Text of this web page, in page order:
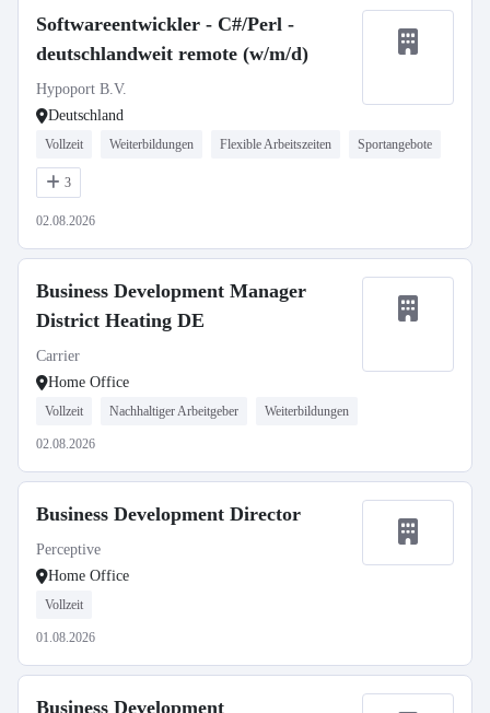
Softwareentwickler - C#/Perl -
deutschlandweit remote (w/m/d)
Hypoport B.V.
Deutschland
Vollzeit Weiterbildungen Flexible Arbeitszeiten Sportangebote
3
02.08.2026
Business Development Manager
District Heating DE
Carrier
Home Office
Vollzeit Nachhaltiger Arbeitgeber Weiterbildungen
02.08.2026
Business Development Director
Perceptive
Home Office
Vollzeit
01.08.2026
Business Development